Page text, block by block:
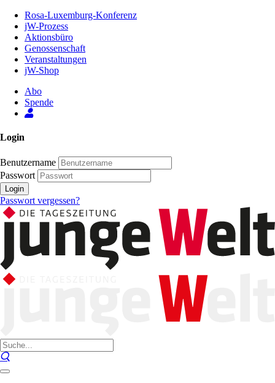
Inhalt
Seite
Rosa-Luxemburg-Konferenz
jW-Prozess
Aktionsbüro
Genossenschaft
Veranstaltungen
jW-Shop
Abo
Spende
Login
Benutzername
Passwort
Login
Passwort vergessen?